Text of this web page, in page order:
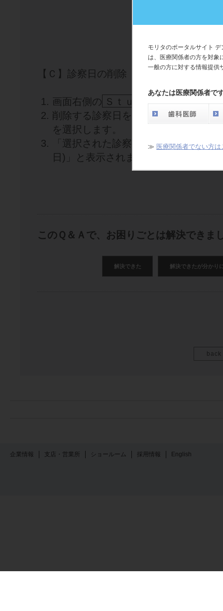
モリタのポータルサイト
は、医療関係者の方を対象
一般の方に対する情報提供
あなたは医療関係者で
≫ 医療関係者でない方は
【Ｃ】診察日の削除
画面右側の Ｓｔｕｄｙ を選択します
削除する診察日を右クリックして、
を選択します。
「選択された診察日を削除しますか
日)」と表示されますので、
このＱ＆Ａで、お困りごとは解決できま
解決できた 解決できたが分かり
back
企業情報 支店・営業所 ショールーム 採用情報 English